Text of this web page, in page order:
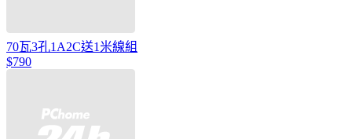
70瓦3孔1A2C送1米線組
$790